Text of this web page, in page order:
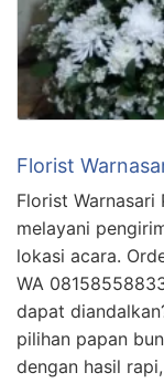
Florist
Florist
melayani
lokasi acara.
WA
dapat
pilihan papan
dengan hasil